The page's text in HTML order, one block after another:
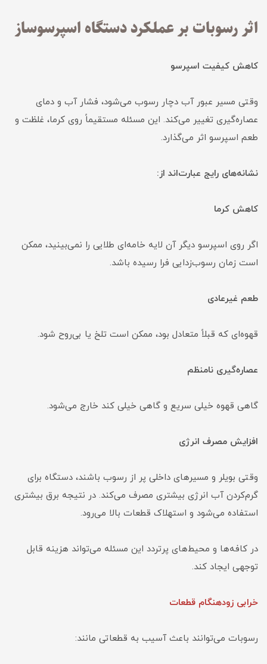
اثر رسوبات بر عملکرد دستگاه اسپرسوساز
کاهش کیفیت اسپرسو
وقتی مسیر عبور آب دچار رسوب می‌شود، فشار آب و دمای
عصاره‌گیری تغییر می‌کند. این مسئله مستقیماً روی کرما، غلظت و
طعم اسپرسو اثر می‌گذارد.
نشانه‌های رایج عبارت‌اند از:
کاهش کرما
اگر روی اسپرسو دیگر آن لایه خامه‌ای طلایی را نمی‌بینید، ممکن
است زمان رسوب‌زدایی فرا رسیده باشد.
طعم غیرعادی
قهوه‌ای که قبلاً متعادل بود، ممکن است تلخ یا بی‌روح شود.
عصاره‌گیری نامنظم
گاهی قهوه خیلی سریع و گاهی خیلی کند خارج می‌شود.
افزایش مصرف انرژی
وقتی بویلر و مسیرهای داخلی پر از رسوب باشند، دستگاه برای
گرم‌کردن آب انرژی بیشتری مصرف می‌کند. در نتیجه برق بیشتری
استفاده می‌شود و استهلاک قطعات بالا می‌رود.
در کافه‌ها و محیط‌های پرتردد این مسئله می‌تواند هزینه قابل
توجهی ایجاد کند.
خرابی زودهنگام قطعات
رسوبات می‌توانند باعث آسیب به قطعاتی مانند: